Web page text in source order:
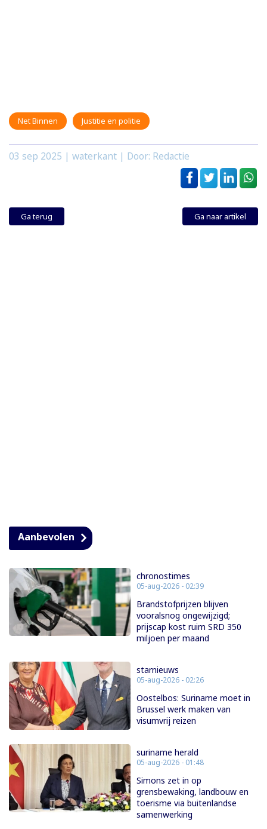
Net Binnen Justitie en politie
03 sep 2025 | waterkant | Door: Redactie
Ga terug Ga naar artikel
Aanbevolen
chronostimes
05-aug-2026 - 02:39
Brandstofprijzen blijven
vooralsnog ongewijzigd;
prijscap kost ruim SRD 350
miljoen per maand
starnieuws
05-aug-2026 - 02:26
Oostelbos: Suriname moet in
Brussel werk maken van
visumvrij reizen
suriname herald
05-aug-2026 - 01:48
Simons zet in op
grensbewaking, landbouw en
toerisme via buitenlandse
samenwerking